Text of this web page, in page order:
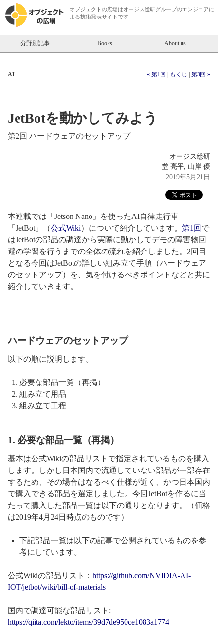
オブジェクトの広場はオージス総研グループのエンジニアに
よる技術発表サイトです
分野別記事 Books About us
« 第1回 もくじ 第3回 »
AI
JetBotを動かしてみよう
第2回 ハードウェアのセットアップ
オージス総研
堂 亮平, 山岸 優
2019年5月21日
本連載では「Jetson Nano」を使ったAI自律走行車
「JetBot」（公式Wiki）について紹介しています。 第1回 で
はJetBotの部品の調達から実際に動かしてデモの障害物回
避の学習を行うまでの全体の流れを紹介しました。2回目
となる今回はJetBotの詳しい組み立て手順（ハードウェア
のセットアップ）を、気を付けるべきポイントなどと共に
紹介していきます。
ハードウェアのセットアップ
以下の順に説明します。
必要な部品一覧（再掲）
組み立て用品
組み立て工程
1. 必要な部品一覧（再掲）
基本は公式Wikiの部品リストで指定されているものを購入
します。しかし日本国内で流通していない部品が一部存在
するため、その場合はなるべく仕様が近く、かつ日本国内
で購入できる部品を選定しました。今回JetBotを作るに当
たって購入した部品一覧は以下の通りとなります。（価格
は2019年4月24日時点のものです）
下記部品一覧は以下の記事で公開されているものを参
考にしています。
公式Wikiの部品リスト： https://github.com/NVIDIA-AI-
IOT/jetbot/wiki/bill-of-materials
国内で調達可能な部品リスト:
https://qiita.com/lekto/items/39d7de950ce1083a1774